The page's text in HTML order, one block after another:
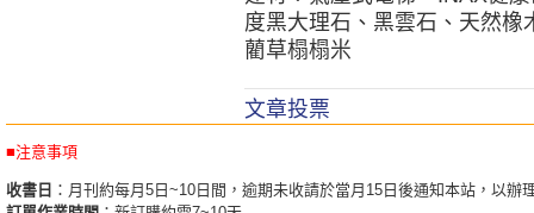
度黑大理石、黑雲石、天然
藺草榻榻米
文章投票
■注意事項
收書日 ：月刊約每月5日~10日間，逾期未收請於當月15日後通知本站，以辦